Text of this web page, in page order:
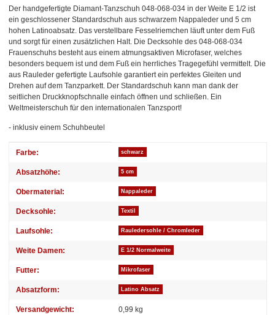
Der handgefertigte Diamant-Tanzschuh 048-068-034 in der Weite E 1/2 ist
ein geschlossener Standardschuh aus schwarzem Nappaleder und 5 cm
hohen Latinoabsatz. Das verstellbare Fesselriemchen läuft unter dem Fuß
und sorgt für einen zusätzlichen Halt. Die Decksohle des 048-068-034
Frauenschuhs besteht aus einem atmungsaktiven Microfaser, welches
besonders bequem ist und dem Fuß ein herrliches Tragegefühl vermittelt. Die
aus Rauleder gefertigte Laufsohle garantiert ein perfektes Gleiten und
Drehen auf dem Tanzparkett. Der Standardschuh kann man dank der
seitlichen Druckknopfschnalle einfach öffnen und schließen. Ein
Weltmeisterschuh für den internationalen Tanzsport!
- inklusiv einem Schuhbeutel
Produkteigenschaft
Wert
Farbe: schwarz
Absatzhöhe: 5 cm
Obermaterial: Nappaleder
Decksohle: Textil
Laufsohle: Rauledersohle / Chromleder
Weite Damen: E 1/2 Normalweite
Futter: Mikrofaser
Absatzform: Latino Absatz
Versandgewicht: 0,99 kg